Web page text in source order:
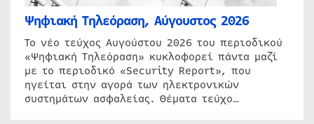
Ψηφιακή Τηλεόραση, Αύγουστος 2026
Το νέο τεύχος Αυγούστου 2026 του περιοδικού
«Ψηφιακή Τηλεόραση» κυκλοφορεί πάντα μαζί
με το περιοδικό «Security Report», που
ηγείται στην αγορά των ηλεκτρονικών
συστημάτων ασφαλείας. Θέματα τεύχο…